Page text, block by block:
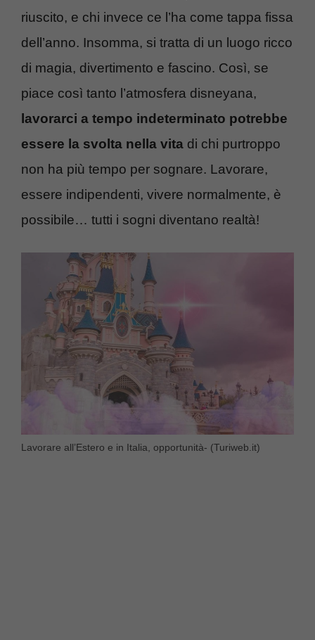
riuscito, e chi invece ce l’ha come tappa fissa
dell’anno. Insomma, si tratta di un luogo ricco
di magia, divertimento e fascino. Così, se
piace così tanto l’atmosfera disneyana,
lavorarci a tempo indeterminato potrebbe
essere la svolta nella vita di chi purtroppo
non ha più tempo per sognare. Lavorare,
essere indipendenti, vivere normalmente, è
possibile… tutti i sogni diventano realtà!
Lavorare all’Estero e in Italia, opportunità- (Turiweb.it)